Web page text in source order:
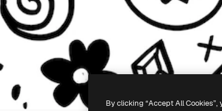
By clicking “Accept All